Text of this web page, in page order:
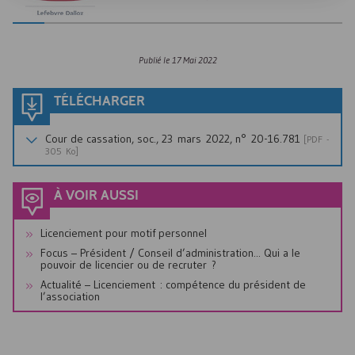
Publié le 17 Mai 2022
TÉLÉCHARGER
Cour de cassation, soc., 23 mars 2022, n° 20-16.781 [PDF -
305 Ko]
À VOIR AUSSI
Licenciement pour motif personnel
Focus – Président / Conseil d’administration... Qui a le
pouvoir de licencier ou de recruter ?
Actualité – Licenciement : compétence du président de
l’association